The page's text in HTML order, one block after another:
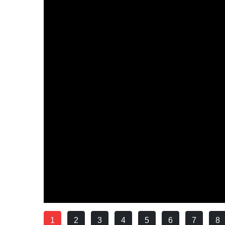
1 2 3 4 5 6 7 8